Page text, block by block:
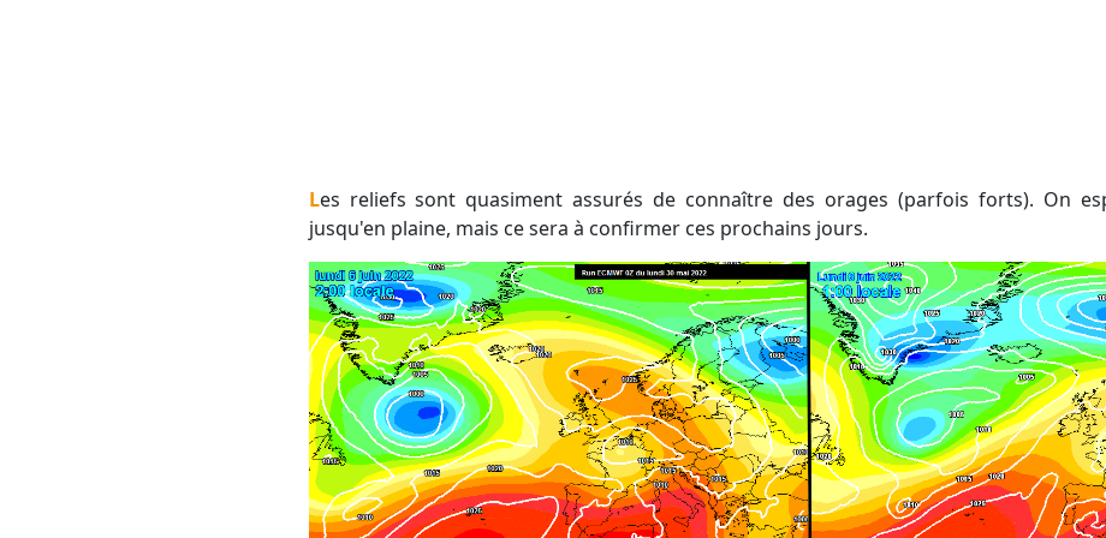
Les reliefs sont quasiment assurés de connaître des orages (parfois forts). On espère qu'ils débordent
jusqu'en plaine, mais ce sera à confirmer ces prochains jours.